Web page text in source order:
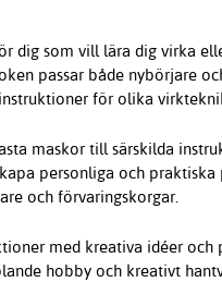
dig som vill lära dig virka
passar både nybörjare
för olika
maskor till särskilda
personliga och
och förvaringskorgar.
med kreativa idéer och
hobby och kreativt